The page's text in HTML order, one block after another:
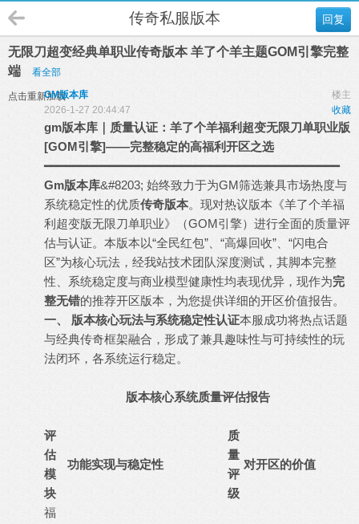
回复
传奇私服版本
无限刀超变经典单职业传奇版本 羊了个羊主题GOM引擎完整
端
看全部
点击重新加载 楼主
GM版本库
收藏
2026-1-27 20:44:47
gm版本库 ｜质量认证：羊了个羊福利超变无限刀单职业版
[GOM引擎]——完整稳定的高福利开区之选
━━━━━━━━━━━━━━━━━━━━━━━━━━━━━━━━━━━━━━━━━
Gm版本库&#8203; 始终致力于为GM筛选兼具市场热度与
系统稳定性的优质传奇版本。现对热议版本《羊了个羊福
利超变版无限刀单职业》（GOM引擎）进行全面的质量评
估与认证。本版本以“全民红包”、“高爆回收”、“闪电合
区”为核心玩法，经我站技术团队深度测试，其脚本完整
性、系统稳定度与商业模型健康性均表现优异，现作为完
整无错的推荐开区版本，为您提供详细的开区价值报告。
一、 版本核心玩法与系统稳定性认证本服成功将热点话题
与经典传奇框架融合，形成了兼具趣味性与可持续性的玩
法闭环，各系统运行稳定。
版本核心系统质量评估报告
评
估
模
块
功能实现与稳定性
质
量
评
级
对开区的价值
福